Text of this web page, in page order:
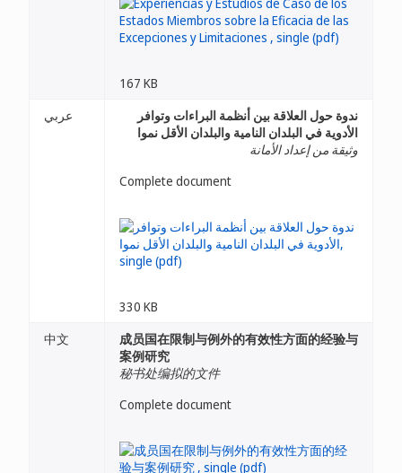
167 KB
عربي
ندوة حول العلاقة بين أنظمة البراءات وتوافر
الأدوية في البلدان النامية والبلدان الأقل نموا
وثيقة من إعداد الأمانة
Complete document
330 KB
中文
成员国在限制与例外的有效性方面的经验与
案例研究
秘书处编拟的文件
Complete document